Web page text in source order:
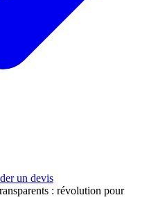
un devis
: révolution pour